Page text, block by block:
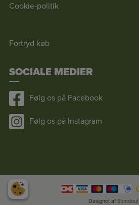
Cookie-politik
Fortryd køb
SOCIALE MEDIER
Følg os på Facebook
Følg os på Instagram
Designet af Standout